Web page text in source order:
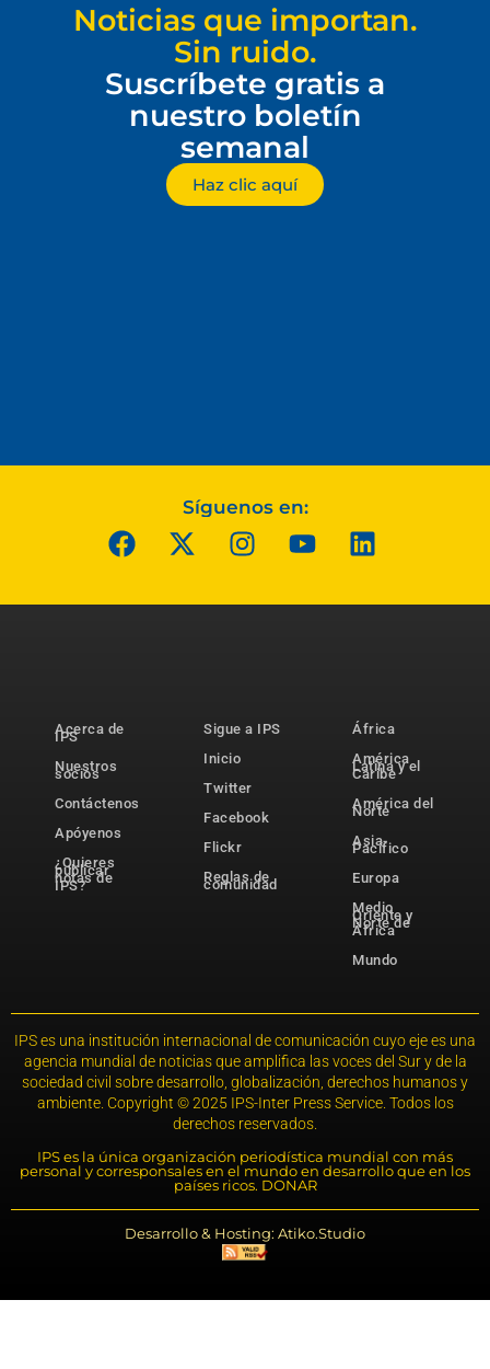
Noticias que importan.
Sin ruido.
Suscríbete gratis a
nuestro boletín
semanal
Haz clic aquí
Síguenos en:
Acerca de
IPS
Nuestros
socios
Contáctenos
Apóyenos
¿Quieres
publicar
notas de
IPS?
Sigue a IPS
Inicio
Twitter
Facebook
Flickr
Reglas de
comunidad
África
América
Latina y el
Caribe
América del
Norte
Asia-
Pacífico
Europa
Medio
Oriente y
Norte de
África
Mundo
IPS es una institución internacional de comunicación cuyo eje es una
agencia mundial de noticias que amplifica las voces del Sur y de la
sociedad civil sobre desarrollo, globalización, derechos humanos y
ambiente. Copyright © 2025 IPS-Inter Press Service. Todos los
derechos reservados.
IPS es la única organización periodística mundial con más
personal y corresponsales en el mundo en desarrollo que en los
países ricos. DONAR
Desarrollo & Hosting: Atiko.Studio